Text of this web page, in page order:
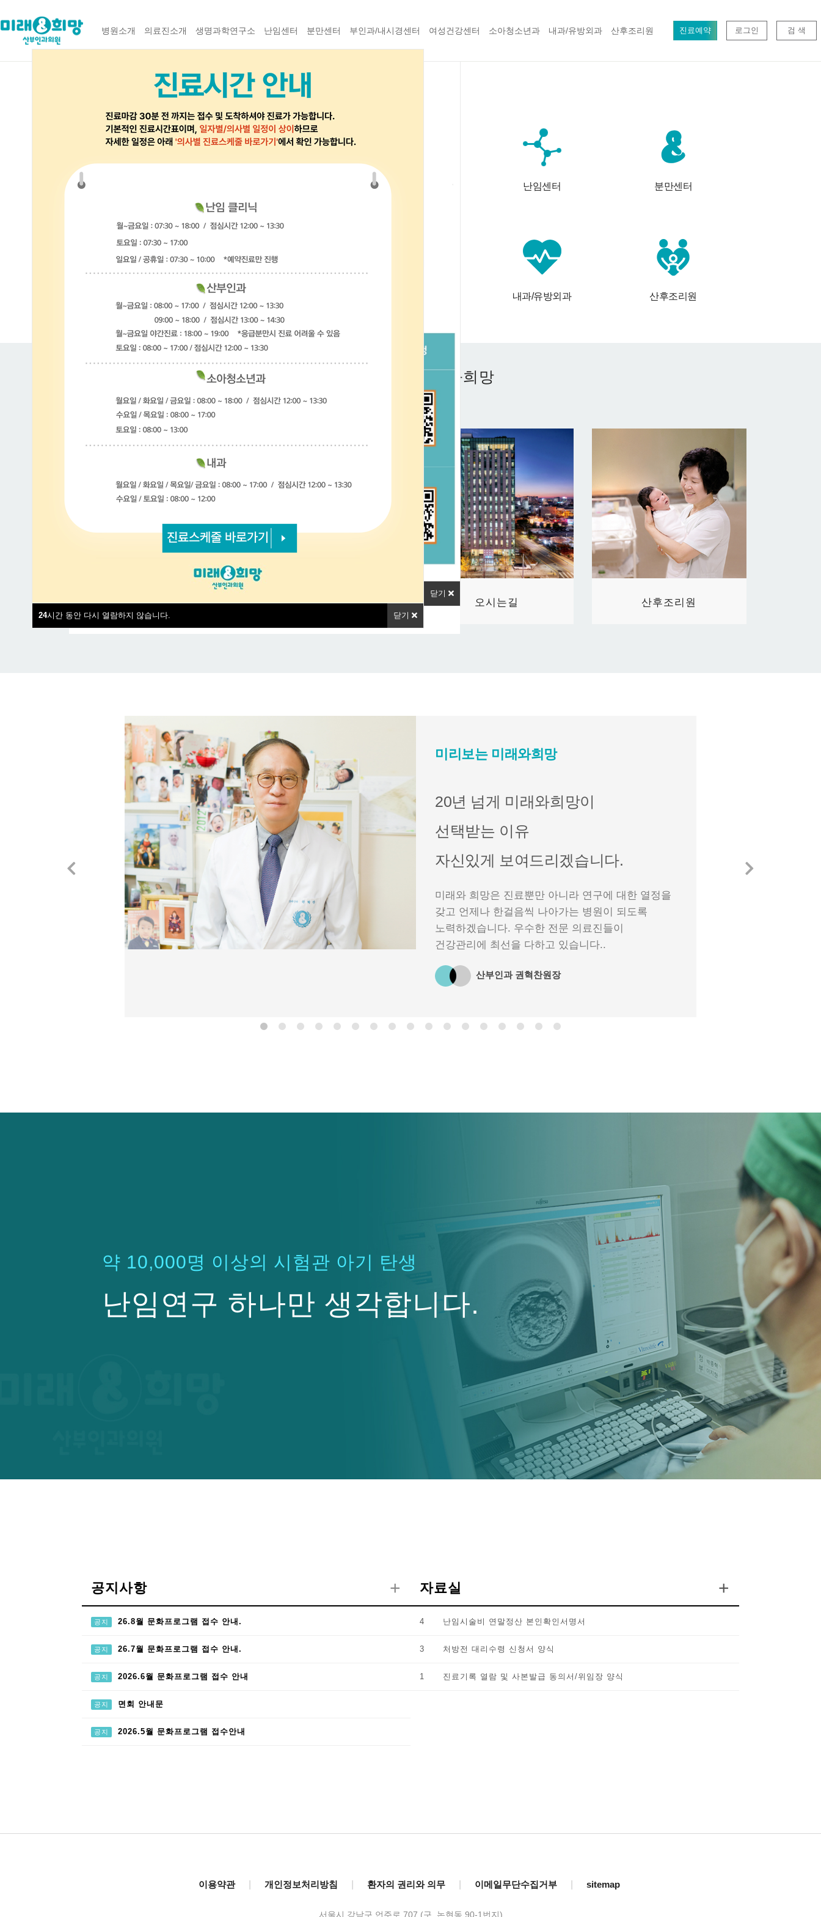
닫기
24시간 동안 다시 열람하지 않습니다. 닫기
병원소개 의료진소개 생명과학연구소 난임센터 분만센터 부인과/내시경센터 여성건강센터 소아청소년과 내과/유방외과 산후조리원 진료예약 로그인
검 색
Next
생명과학연구소 난임센터 분만센터
내과/유방외과 산후조리원
새로운 시작 미래와희망
상담안내 진료예약 오시는길 산후조리원
미리보는 미래와희망
20년 넘게 미래와희망이
선택받는 이유
자신있게 보여드리겠습니다.
미래와 희망은 진료뿐만 아니라 연구에 대한 열정을
갖고 언제나 한걸음씩 나아가는 병원이 되도록
노력하겠습니다. 우수한 전문 의료진들이
건강관리에 최선을 다하고 있습니다..
산부인과 권혁찬원장
약 10,000명 이상의 시험관 아기 탄생
난임연구 하나만 생각합니다.
공지사항 +
공지 26.8월 문화프로그램 접수 안내.
공지 26.7월 문화프로그램 접수 안내.
공지 2026.6월 문화프로그램 접수 안내
공지 면회 안내문
공지 2026.5월 문화프로그램 접수안내
자료실 +
4 난임시술비 연말정산 본인확인서명서
3 처방전 대리수령 신청서 양식
1 진료기록 열람 및 사본발급 동의서/위임장 양식
이용약관 개인정보처리방침 환자의 권리와 의무 이메일무단수집거부 sitemap
서울시 강남구 언주로 707 (구. 논현동 90-1번지)